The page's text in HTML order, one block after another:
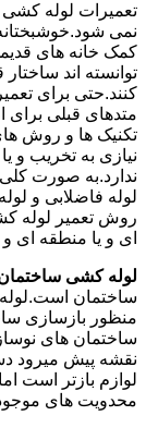
تعمیرات لوله کشی
نمی
کمک خانه های
توانسته اند
کنند.حتی برای
متدهای قبلی برای
تکنیک ها و روش
نیازی به تخریب و
ندارد.به صورت
لوله فاضلابی و
روش تعمیر لوله
ای و یا منطقه ای
لوله کشی
ساختمان
منظور بازسازی
ساختمان های
نقشه پیش میرود
لوازم بازتر است
محدویت های